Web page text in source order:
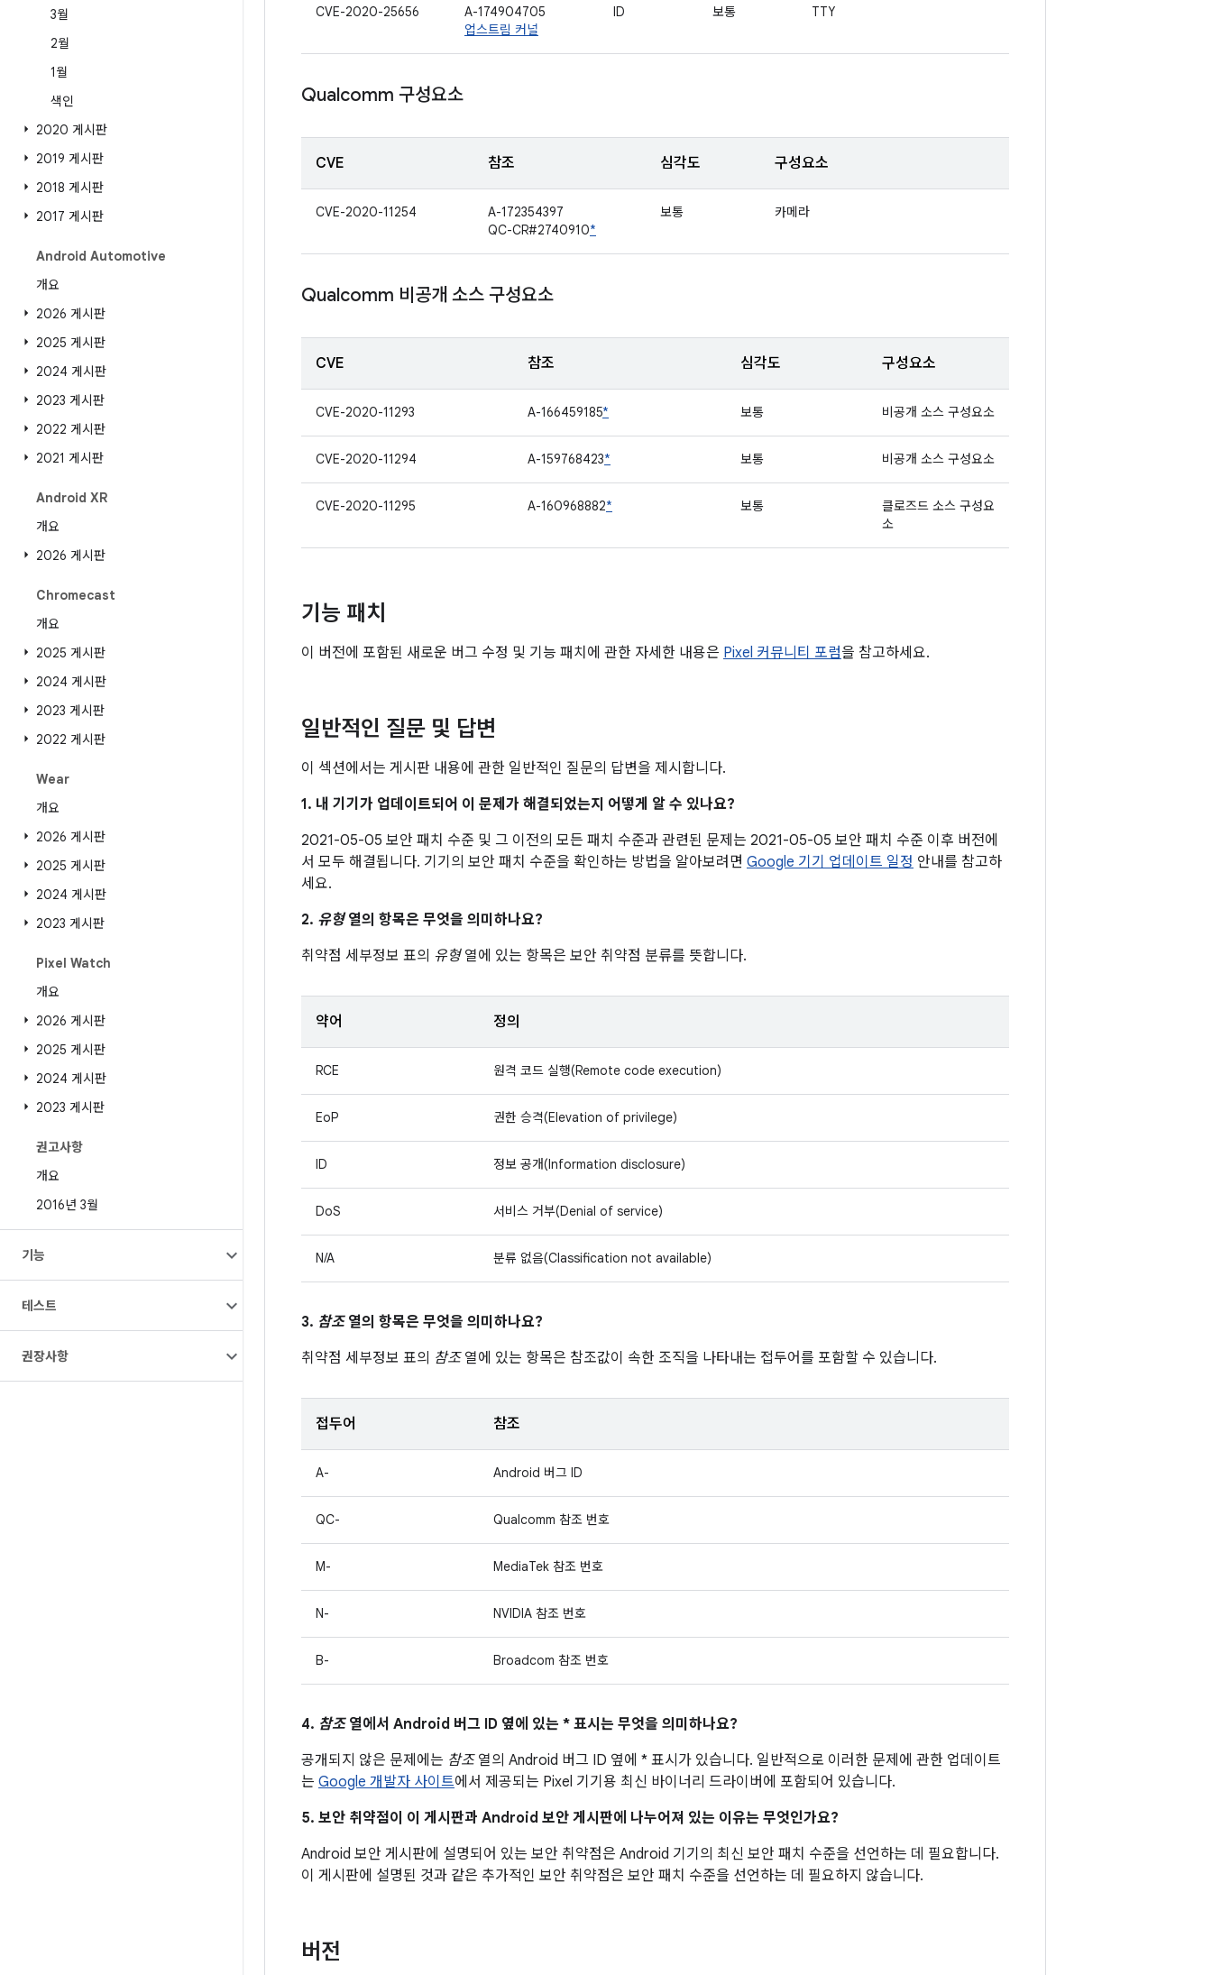
3월
2월
1월
색인
2020 게시판
2019 게시판
2018 게시판
2017 게시판
Android Automotive
개요
2026 게시판
2025 게시판
2024 게시판
2023 게시판
2022 게시판
2021 게시판
Android XR
개요
2026 게시판
Chromecast
개요
2025 게시판
2024 게시판
2023 게시판
2022 게시판
Wear
개요
2026 게시판
2025 게시판
2024 게시판
2023 게시판
Pixel Watch
개요
2026 게시판
2025 게시판
2024 게시판
2023 게시판
권고사항
개요
2016년 3월
기능
테스트
권장사항
CVE-2020-25656
A-174904705
업스트림 커널
ID 보통 TTY
Qualcomm 구성요소
CVE 참조 심각도 구성요소
CVE-2020-11254
A-172354397
QC-CR#2740910*
보통 카메라
Qualcomm 비공개 소스 구성요소
CVE 참조 심각도 구성요소
CVE-2020-11293 A-166459185* 보통 비공개 소스 구성요소
CVE-2020-11294 A-159768423* 보통 비공개 소스 구성요소
CVE-2020-11295 A-160968882* 보통
클로즈드 소스 구성요
소
기능 패치
이 버전에 포함된 새로운 버그 수정 및 기능 패치에 관한 자세한 내용은 Pixel 커뮤니티 포럼을 참고하세요.
일반적인 질문 및 답변
이 섹션에서는 게시판 내용에 관한 일반적인 질문의 답변을 제시합니다.
1. 내 기기가 업데이트되어 이 문제가 해결되었는지 어떻게 알 수 있나요?
2021-05-05 보안 패치 수준 및 그 이전의 모든 패치 수준과 관련된 문제는 2021-05-05 보안 패치 수준 이후 버전에
서 모두 해결됩니다. 기기의 보안 패치 수준을 확인하는 방법을 알아보려면 Google 기기 업데이트 일정 안내를 참고하
세요.
2. 유형열의 항목은 무엇을 의미하나요?
취약점 세부정보 표의 유형열에 있는 항목은 보안 취약점 분류를 뜻합니다.
약어 정의
RCE 원격 코드 실행(Remote code execution)
EoP 권한 승격(Elevation of privilege)
ID 정보 공개(Information disclosure)
DoS 서비스 거부(Denial of service)
N/A 분류 없음(Classification not available)
3. 참조열의 항목은 무엇을 의미하나요?
취약점 세부정보 표의 참조열에 있는 항목은 참조값이 속한 조직을 나타내는 접두어를 포함할 수 있습니다.
접두어 참조
A- Android 버그 ID
QC- Qualcomm 참조 번호
M- MediaTek 참조 번호
N- NVIDIA 참조 번호
B- Broadcom 참조 번호
4. 참조열에서 Android 버그 ID 옆에 있는 * 표시는 무엇을 의미하나요?
공개되지 않은 문제에는 참조열의 Android 버그 ID 옆에 * 표시가 있습니다. 일반적으로 이러한 문제에 관한 업데이트
는 Google 개발자 사이트에서 제공되는 Pixel 기기용 최신 바이너리 드라이버에 포함되어 있습니다.
5. 보안 취약점이 이 게시판과 Android 보안 게시판에 나누어져 있는 이유는 무엇인가요?
Android 보안 게시판에 설명되어 있는 보안 취약점은 Android 기기의 최신 보안 패치 수준을 선언하는 데 필요합니다.
이 게시판에 설명된 것과 같은 추가적인 보안 취약점은 보안 패치 수준을 선언하는 데 필요하지 않습니다.
버전